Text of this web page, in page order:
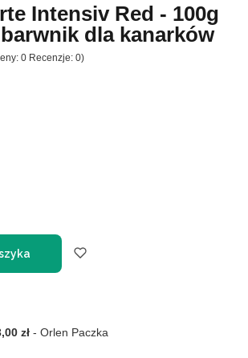
Intensiv Red - 100g
dla kanarków
0 Recenzje: 0)
zł - Orlen Paczka